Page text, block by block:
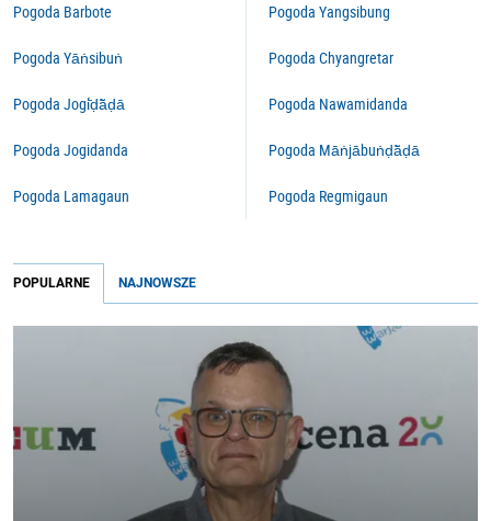
Pogoda Barbote
Pogoda Yāṅsibuṅ
Pogoda Jogi̇̄ḍā̃ḍā
Pogoda Jogidanda
Pogoda Lamagaun
Pogoda Yangsibung
Pogoda Chyangretar
Pogoda Nawamidanda
Pogoda Māṅjābuṅḍā̃ḍā
Pogoda Regmigaun
POPULARNE NAJNOWSZE